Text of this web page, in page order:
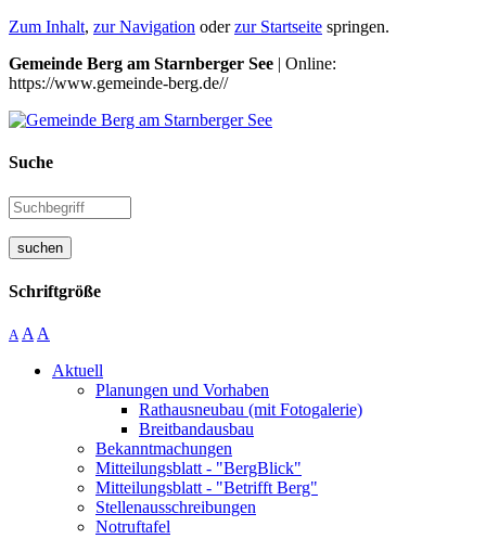
Zum Inhalt, zur Navigation oderzur Startseite springen.
Gemeinde Berg am Starnberger See | Online:
https://www.gemeinde-berg.de//
Suche
suchen
Schriftgröße
A A A
Aktuell
Planungen und Vorhaben
Rathausneubau (mit Fotogalerie)
Breitbandausbau
Bekanntmachungen
Mitteilungsblatt - "BergBlick"
Mitteilungsblatt - "Betrifft Berg"
Stellenausschreibungen
Notruftafel